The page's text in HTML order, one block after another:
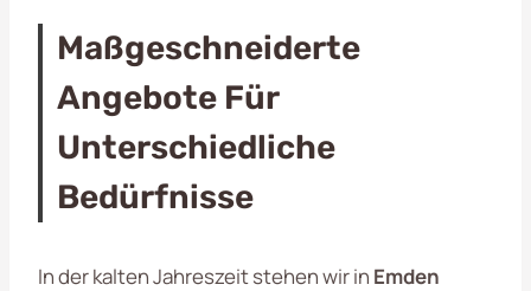
Maßgeschneiderte
Angebote Für
Unterschiedliche
Bedürfnisse
In der kalten Jahreszeit stehen wir in Emden